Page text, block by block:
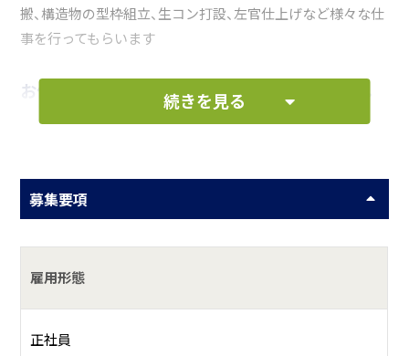
搬、構造物の型枠組立、生コン打設、左官仕上げなど様々な仕
事を行ってもらいます
お仕事の一例として、以下のような業務を想定し
ています。
バックホウを使った既設物撤去・掘削とダンプへの積
込
ローラーでの転圧
続きを見る
募集要項
雇用形態
正社員